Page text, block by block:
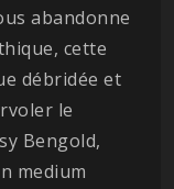
abandonne
cette
débridée et
le
Bengold,
medium